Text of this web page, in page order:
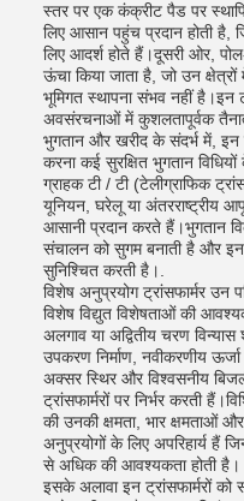
स्तर पर एक कंक्रीट पैड पर
लिए आसान पहुंच प्रदान होती है,
लिए आदर्श होते हैं।दूसरी ओर,
ऊंचा किया जाता है, जो उन
भूमिगत स्थापना संभव नहीं है।इन
अवसंरचनाओं में कुशलतापूर्वक
भुगतान और खरीद के संदर्भ में, इन
करना कई सुरक्षित भुगतान
ग्राहक टी / टी (टेलीग्राफिक
यूनियन, घरेलू या अंतरराष्ट्रीय
आसानी प्रदान करते हैं।भुगतान
संचालन को सुगम बनाती है और
सुनिश्चित करती है।.
विशेष अनुप्रयोग ट्रांसफार्मर उन
विशेष विद्युत विशेषताओं की
अलगाव या अद्वितीय चरण
उपकरण निर्माण, नवीकरणीय
अक्सर स्थिर और विश्वसनीय
ट्रांसफार्मरों पर निर्भर करती
की उनकी क्षमता, भार क्षमताओं
अनुप्रयोगों के लिए अपरिहार्य हैं
से अधिक की आवश्यकता होती है।
इसके अलावा इन ट्रांसफार्मरों को